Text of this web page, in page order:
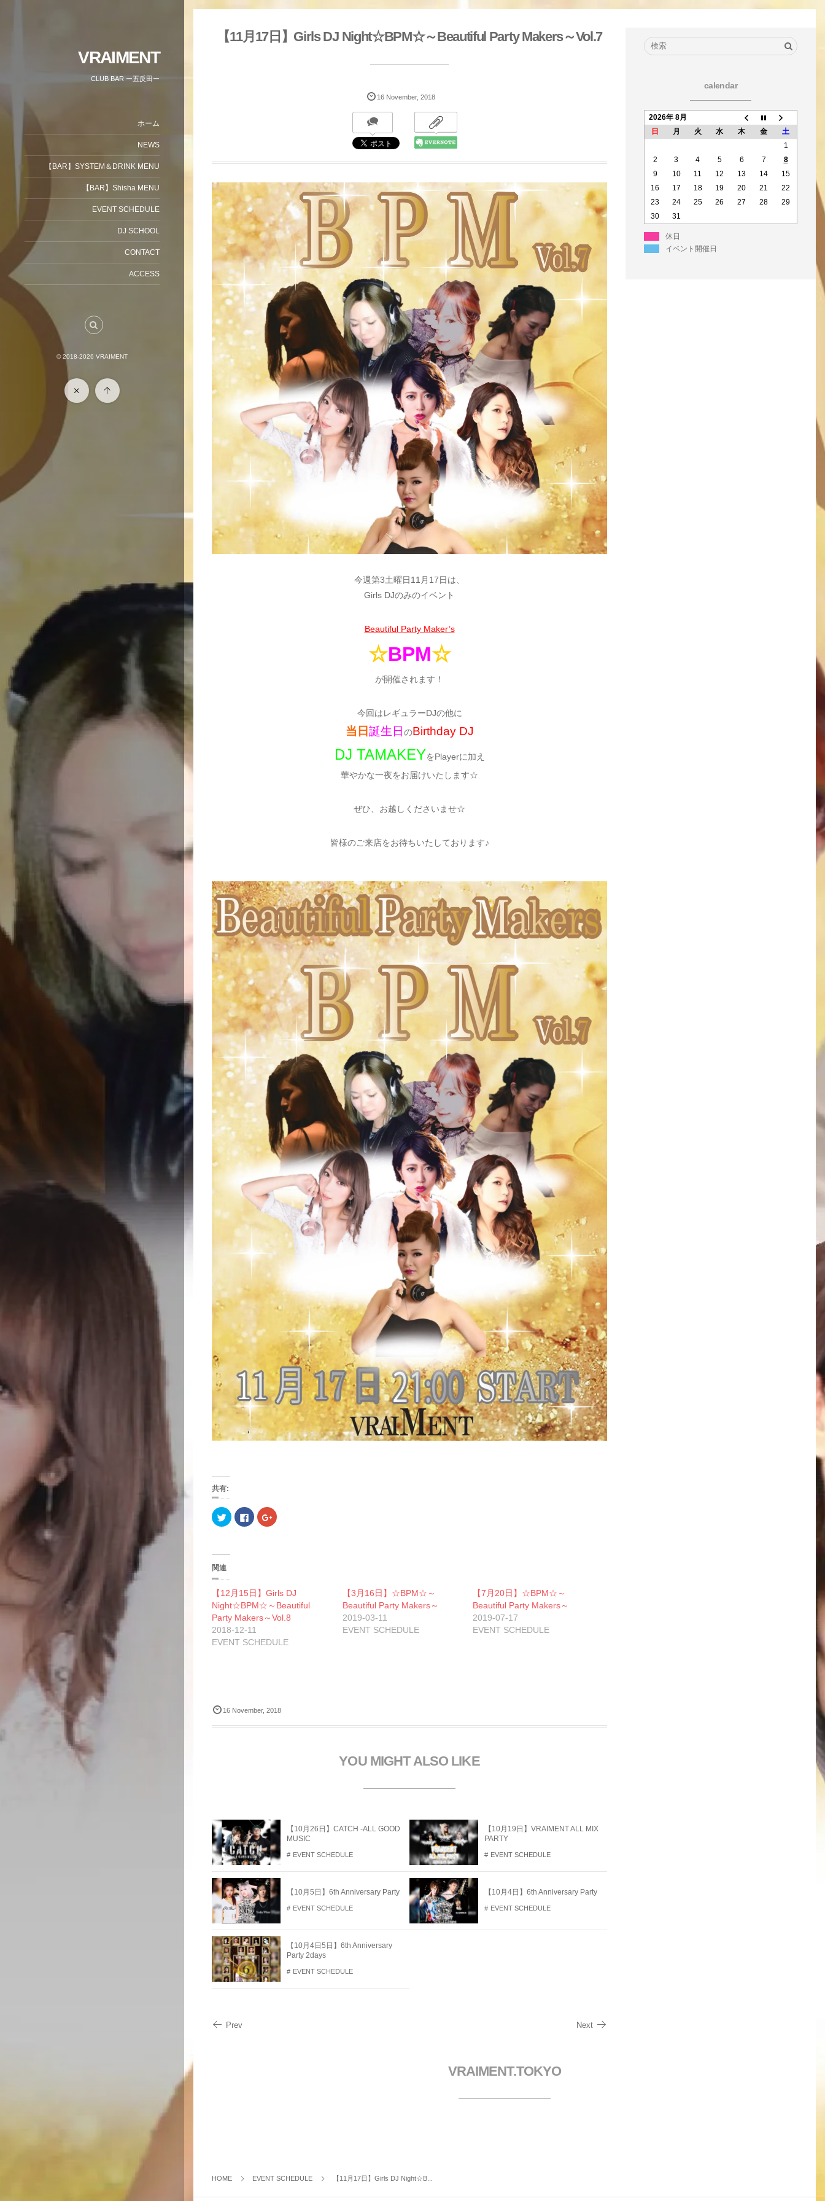
VRAIMENT
CLUB BAR ー五反田ー
ホーム
NEWS
【BAR】SYSTEM＆DRINK MENU
【BAR】Shisha MENU
EVENT SCHEDULE
DJ SCHOOL
CONTACT
ACCESS
© 2018-2026 VRAIMENT
【11月17日】Girls DJ Night☆BPM☆～Beautiful Party Makers～Vol.7
16 November, 2018
今週第3土曜日11月17日は、
Girls DJのみのイベント
Beautiful Party Maker’s
☆BPM☆
が開催されます！
今回はレギュラーDJの他に
当日誕生日 のBirthday DJ
DJ TAMAKEYをPlayerに加え
華やかな一夜をお届けいたします☆
ぜひ、お越しくださいませ☆
皆様のご来店をお待ちいたしております♪
共有:
ク
リ
t
t
e
r
で
共
有
(
新
し
開
き
す
F
a
有
す
る
に
は
ク
リ
ッ
ク
新
し
ウ
ク
リ
l
e
+
で
共
新
し
開
き
す
関連
【12月15日】Girls DJ
Night☆BPM☆～Beautiful
Party Makers～Vol.8
2018-12-11
EVENT SCHEDULE
【3月16日】☆BPM☆～
Beautiful Party Makers～
2019-03-11
EVENT SCHEDULE
【7月20日】☆BPM☆～
Beautiful Party Makers～
2019-07-17
EVENT SCHEDULE
16 November,2018
YOU MIGHT ALSO LIKE
【10月26日】CATCH -ALL GOOD
MUSIC
EVENT SCHEDULE
【10月19日】VRAIMENT ALL MIX
PARTY
EVENT SCHEDULE
【10月5日】6th Anniversary Party
EVENT SCHEDULE
【10月4日】6th Anniversary Party
EVENT SCHEDULE
【10月4日5日】6th Anniversary
Party 2days
EVENT SCHEDULE
Prev Next
calendar
2026年 8月
日
月 火 水 木 金
土
1
2
3 4 5 6 7
8
9
10 11 12 13 14
15
16
17 18 19 20 21
22
23
24 25 26 27 28
29
30
31
休日
イベント開催日
VRAIMENT.TOKYO
HOME EVENT SCHEDULE 【11月17日】Girls DJ Night☆B...